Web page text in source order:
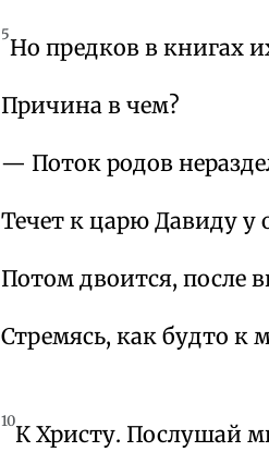
5Но предков в книгах
Причина в чем?
— Поток родов
Течет к царю Давиду у
Потом двоится, после
Стремясь, как будто к
10К Христу. Послушай